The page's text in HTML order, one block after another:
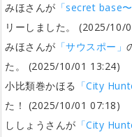
みほさんが 「secret base
リーしました。 (2025/10/
みほさんが 「サウスポー」
た。 (2025/10/01 13:24)
小比類巻かほる 「City
た！ (2025/10/01 07:18)
ししょうさんが 「City